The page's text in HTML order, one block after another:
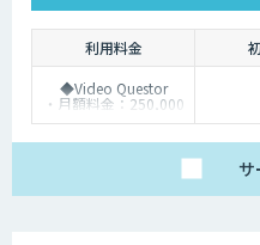
利用料金
◆Video Questor
・月額料金：250,000
円～ ※追加料金なく
・月額料金：100,000
円～